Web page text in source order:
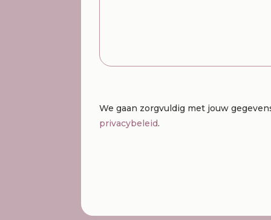
We gaan zorgvuldig met jouw
privacybeleid.